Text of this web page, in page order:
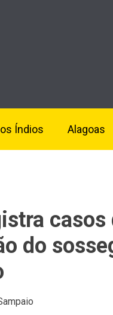
Índios Alagoas
casos
do